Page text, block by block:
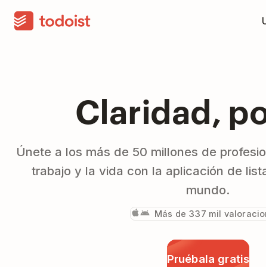
Claridad,
Únete a los más de 50 millones de
trabajo y la vida con la aplicación de
mundo.
Más de 337 mil
Pruébala gratis